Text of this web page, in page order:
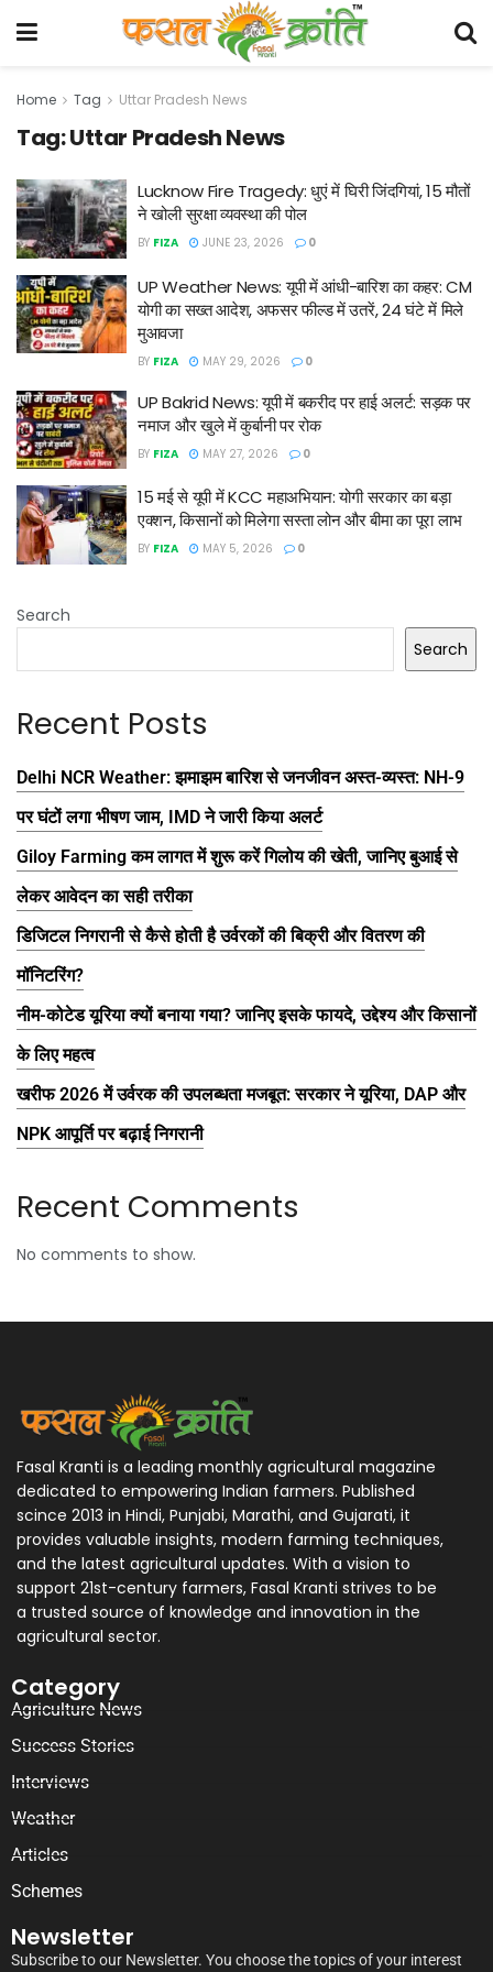
Home Tag Uttar Pradesh News
Tag:Uttar Pradesh News
Lucknow Fire Tragedy: धुएं में घिरी जिंदगियां, 15 मौतों
ने खोली सुरक्षा व्यवस्था की पोल
BY FIZA JUNE 23, 2026 0
UP Weather News: यूपी में आंधी-बारिश का कहर: CM
योगी का सख्त आदेश, अफसर फील्ड में उतरें, 24 घंटे में मिले
मुआवजा
BY FIZA MAY 29, 2026 0
UP Bakrid News: यूपी में बकरीद पर हाई अलर्ट: सड़क पर
नमाज और खुले में कुर्बानी पर रोक
BY FIZA MAY 27, 2026 0
15 मई से यूपी में KCC महाअभियान: योगी सरकार का बड़ा
एक्शन, किसानों को मिलेगा सस्ता लोन और बीमा का पूरा लाभ
BY FIZA MAY 5, 2026 0
Search
Search
Recent Posts
Delhi NCR Weather: झमाझम बारिश से जनजीवन अस्त-व्यस्त: NH-9
पर घंटों लगा भीषण जाम, IMD ने जारी किया अलर्ट
Giloy Farming कम लागत में शुरू करें गिलोय की खेती, जानिए बुआई से
लेकर आवेदन का सही तरीका
डिजिटल निगरानी से कैसे होती है उर्वरकों की बिक्री और वितरण की
मॉनिटरिंग?
नीम-कोटेड यूरिया क्यों बनाया गया? जानिए इसके फायदे, उद्देश्य और किसानों
के लिए महत्व
खरीफ 2026 में उर्वरक की उपलब्धता मजबूत: सरकार ने यूरिया, DAP और
NPK आपूर्ति पर बढ़ाई निगरानी
Recent Comments
No comments to show.
Fasal Kranti is a leading monthly agricultural magazine
dedicated to empowering Indian farmers. Published
scince 2013 in Hindi, Punjabi, Marathi, and Gujarati, it
provides valuable insights, modern farming techniques,
and the latest agricultural updates. With a vision to
support 21st-century farmers, Fasal Kranti strives to be
a trusted source of knowledge and innovation in the
agricultural sector.
Category
Agriculture News
Success Stories
Interviews
Weather
Articles
Schemes
Newsletter
Subscribe to our Newsletter. You choose the topics of your interest